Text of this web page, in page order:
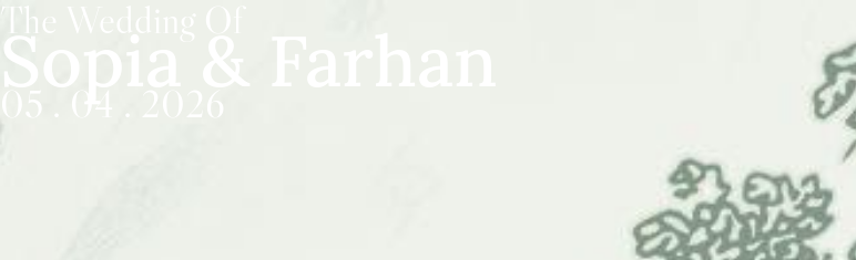
The Wedding Of
Sopia & Farhan
05 . 04 . 2026